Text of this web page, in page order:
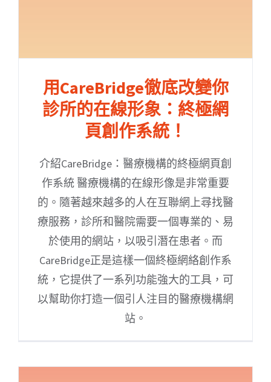
用CareBridge徹底改變你
診所的在線形象：終極網
頁創作系統！
介紹CareBridge：醫療機構的終極網頁創
作系統 醫療機構的在線形像是非常重要
的。隨著越來越多的人在互聯網上尋找醫
療服務，診所和醫院需要一個專業的、易
於使用的網站，以吸引潛在患者。而
CareBridge正是這樣一個終極網絡創作系
統，它提供了一系列功能強大的工具，可
以幫助你打造一個引人注目的醫療機構網
站。